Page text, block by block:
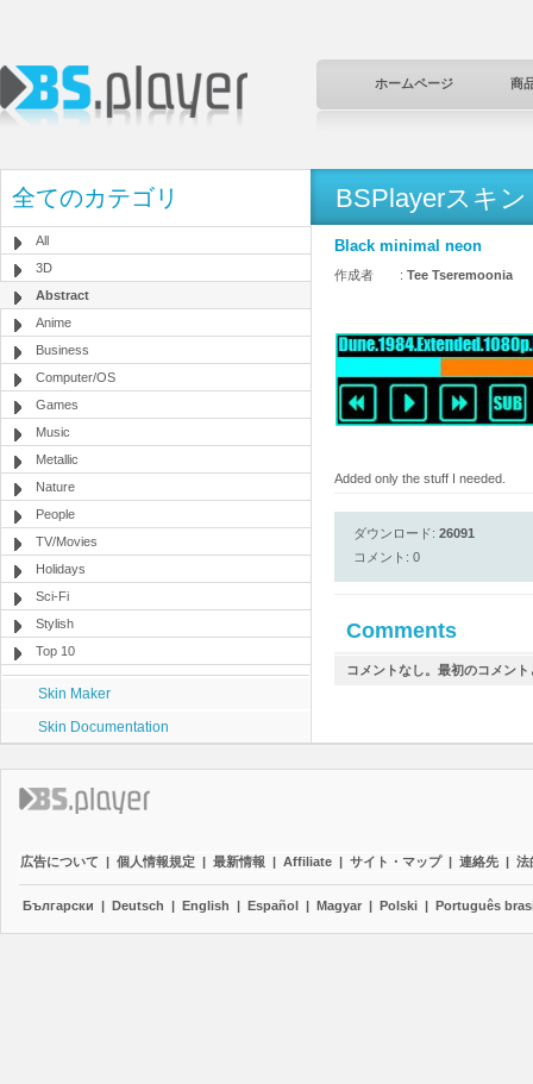
ホームページ 商
全てのカテゴリ
All
3D
Abstract
Anime
Business
Computer/OS
Games
Music
Metallic
Nature
People
TV/Movies
Holidays
Sci-Fi
Stylish
Top 10
Skin Maker
Skin Documentation
BSPlayerスキン
Black minimal neon
作成者 : Tee Tseremoonia
Added only the stuff I needed.
ダウンロード: 26091
コメント: 0
Comments
コメントなし。最初のコメン
広告について | 個人情報規定 | 最新情報 | Affiliate | サイト・マップ | 連絡先 | 法
Български | Deutsch | English | Español | Magyar | Polski | Português